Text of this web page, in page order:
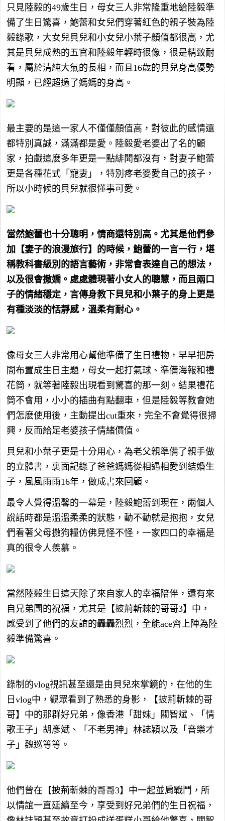
只見陸毅的49歲生日，母女三人非常隆重地給陸毅準
備了生日驚喜，鮑蕾和女兒們穿著紅色的親子裝為陸
毅錄歌，大女兒貝兒和小女兒小葉子顏值都很高，尤
其是貝兒成熟的五官和陸毅年輕時很像，很是精致耐
看，屬於清純大氣的長相，而且16歲的貝兒身高優勢
明顯，已經超過了媽媽的身高。
最主要的是這一家人不僅僅顏值高，對彼此的感情還
都特別真誠，滿滿都是愛。陸毅愛老婆出了名的顧
家，拍戲這麽多年更是一點緋聞都沒有，對妻子鮑蕾
更是各種花式「寵妻」，特別疼老婆愛自己的孩子，
所以小時候的貝兒就很懂事可愛。
當然鮑蕾也十分聰明，情商還特別高。尤其是他們參
加【妻子的浪漫旅行】的時候，鮑蕾的一言一行，堪
稱教科書級別的語言藝術，非常會表達自己的想法，
以及很會撒嬌。處處體現著小女人的聰慧，而且兩口
子的情緒穩定，言傳身教下貝兒和小葉子的身上更是
有種淡淡的恬靜感，溫柔有耐心。
像母女三人非常用心幫他準備了生日禮物，早早把房
間布置成生日主題，母女一起打氣球、準備海報和禮
花筒，就等著陸毅出現看到驚喜的那一刻。結果禮花
筒不會用，小小的插曲有點翻車，但是陸毅等教會她
們怎麽使用後，主動提出cut重來，完全不會覺得很掃
興，反而給足老婆孩子情緒價值。
貝兒和小葉子更是十分用心，為老父親準備了親手做
的立體書，裏面記錄了爸爸媽媽從相遇相愛到結婚生
子，風風雨雨16年，做成書來回顧。
最令人覺得溫馨的一幕是，陸毅鮑蕾到現在，兩個人
說話時都是溫溫柔柔的狀態，動不動就是抱抱，女兒
們看著父母撒狗糧仿佛見怪不怪，一家四口的幸福是
真的很令人羨慕。
當然陸毅生日這天除了來自家人的幸福陪伴，還有來
自兄弟團的祝福，尤其是【披荊斬棘的哥哥3】中，
感受到了他們的友誼的轟轟烈烈，全能ace齊上陣為陸
毅準備驚喜。
錄制的vlog視訊甚至還是由貝兒來掌鏡的，在他的生
日vlog中，觀眾看到了熟悉的身影，【披荊斬棘的哥
哥】中的那群好兄弟，像香港「甜妹」關智斌、「情
歌王子」胡彥斌、「不老男神」林誌穎以及「音樂才
子」魏巡等等。
他們曾在【披荊斬棘的哥哥3】中一起並肩戰鬥，所
以情誼一直延續至今，享受到好兄弟們的生日祝福，